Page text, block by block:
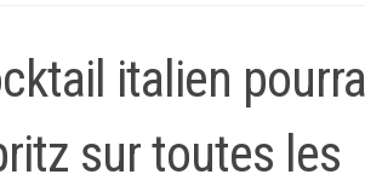
italien
sur toutes les